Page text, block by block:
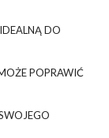
DO
POPRAWIĆ